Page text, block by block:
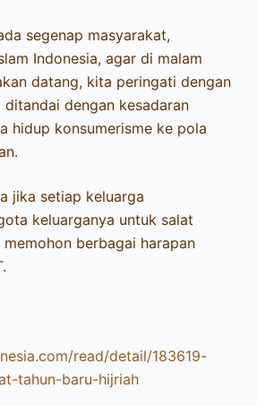
segenap masyarakat,
Indonesia, agar di malam
datang, kita peringati dengan
dengan kesadaran
hidup konsumerisme ke pola
jika setiap keluarga
keluarganya untuk salat
berbagai harapan
read/detail/183619-
tahun-baru-hijriah